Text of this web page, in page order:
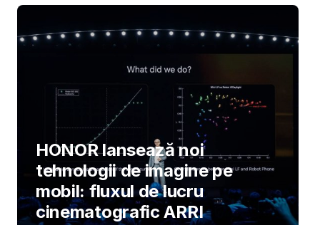
HONOR lansează noi
tehnologii de imagine pe
mobil: fluxul de lucru
cinematografic ARRI